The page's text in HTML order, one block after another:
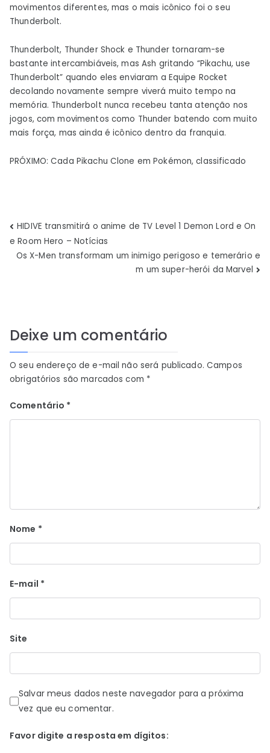
movimentos diferentes, mas o mais icônico foi o seu
Thunderbolt.
Thunderbolt, Thunder Shock e Thunder tornaram-se
bastante intercambiáveis, mas Ash gritando “Pikachu, use
Thunderbolt” quando eles enviaram a Equipe Rocket
decolando novamente sempre viverá muito tempo na
memória. Thunderbolt nunca recebeu tanta atenção nos
jogos, com movimentos como Thunder batendo com muito
mais força, mas ainda é icônico dentro da franquia.
PRÓXIMO: Cada Pikachu Clone em Pokémon, classificado
Navegação
de
HIDIVE transmitirá o anime de TV Level 1 Demon Lord e On
e Room Hero – Notícias
Os X-Men transformam um inimigo perigoso e temerário e
m um super-herói da Marvel
Deixe um comentário
O seu endereço de e-mail não será publicado. Campos
obrigatórios são marcados com *
Comentário *
Nome *
E-mail *
Site
Salvar meus dados neste navegador para a próxima
vez que eu comentar.
Favor digite a resposta em dígitos: